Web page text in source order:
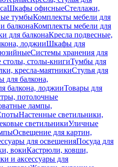
Шкафы офисныеСтеллажи,
тумбыКомплекты мебели для
балконаКомплекты мебели для
для балконаКресла подвесные,
лоджииШкафы для
Системы хранения для
столы-книгиТумбы для
кресла-маятникиСтулья для
для балкона,
балкона, лоджииТовары для
потолочные
лампы,
Настенные светильники,
светильникиУличные
Освещение для картин,
для освещенияПосуда для
вокиКастрюли, ковши,
и аксессуары для